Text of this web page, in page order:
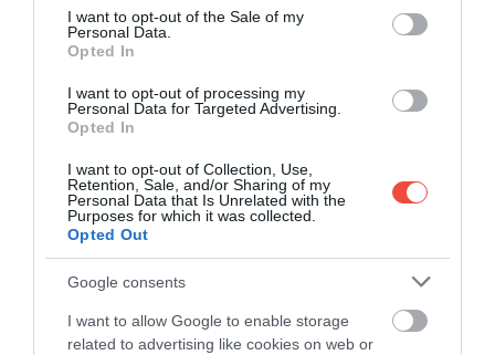
consent section.
I want to opt-out of the Sale of my
Personal Data.
Opted In
I want to opt-out of processing my
Personal Data for Targeted Advertising.
Opted In
I want to opt-out of Collection, Use,
Retention, Sale, and/or Sharing of my
Personal Data that Is Unrelated with the
Purposes for which it was collected.
Opted Out
Google consents
I want to allow Google to enable storage
related to advertising like cookies on web or
útvonal 2018 óta készül, a fokozatosan átadott
szakaszokon évi mintegy 3500 túrázó fordult meg
gyalog, kerékpáron vagy éppen lóháton – hiszen
mindhárom lehetőség adott.
A VIA TRANSILVANICA UGYANIS A
VÁLTOZATOSSÁGRÓL ÉS A SOKSZÍNŰSÉGRŐL SZÓL.
Ez nemcsak a hegygerincektől a dombos lankákon
át a folyópartig tartó földrajzi környezetre igaz, de az
út mentén élő és az úton járó emberekre is.
Utóbbiak természetesen bárhol be- és
kicsatlakozhatnak, attól függően, hogy egy-két